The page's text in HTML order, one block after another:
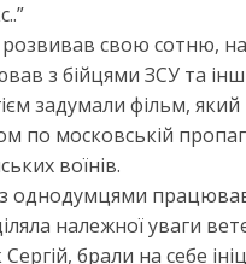
свою сотню,
з бійцями ЗСУ та
задумали фільм, який
по московській
воїнів.
однодумцями
належної уваги
Сергій, брали на себе